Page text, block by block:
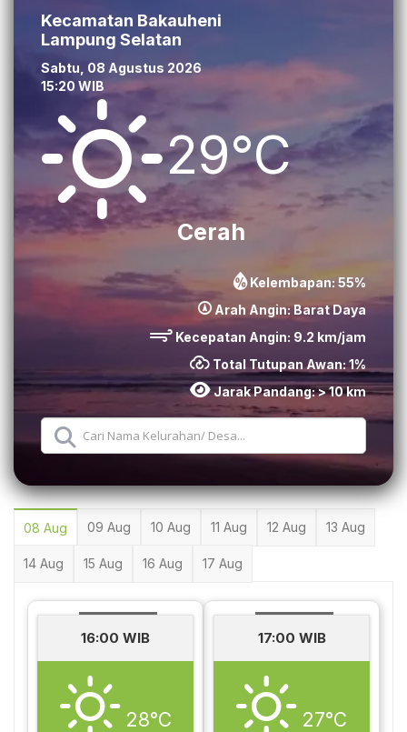
Kecamatan Bakauheni
Lampung Selatan
Sabtu, 08 Agustus 2026
15:20 WIB
29°C
Cerah
Kelembapan: 55%
Arah Angin:Barat Daya
Kecepatan Angin: 9.2 km/jam
Total Tutupan Awan:1%
Jarak Pandang:> 10 km
08 Aug 09 Aug 10 Aug 11 Aug 12 Aug 13 Aug
14 Aug 15 Aug 16 Aug 17 Aug
16:00 WIB
28°C
17:00 WIB
27°C